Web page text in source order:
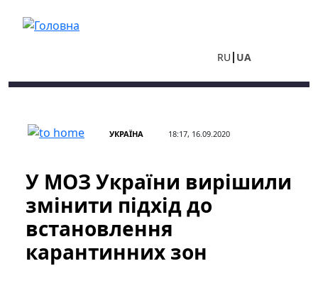
RU UA
УКРАЇНА 18:17, 16.09.2020
У МОЗ України вирішили
змінити підхід до
встановлення
карантинних зон